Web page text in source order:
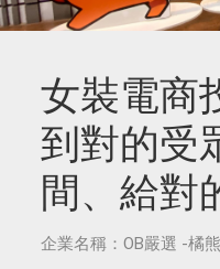
女裝電商
到對的受
間、給對
企業名稱：OB嚴選 -橘